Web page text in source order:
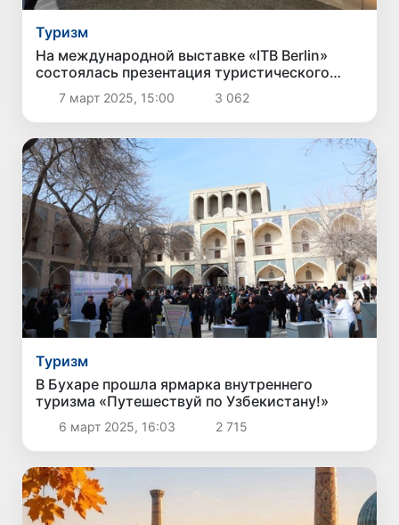
Туризм
На международной выставке «ITB Berlin»
состоялась презентация туристического
потенциала Узбекистана
7 март 2025, 15:00 3 062
Туризм
В Бухаре прошла ярмарка внутреннего
туризма «Путешествуй по Узбекистану!»
6 март 2025, 16:03 2 715